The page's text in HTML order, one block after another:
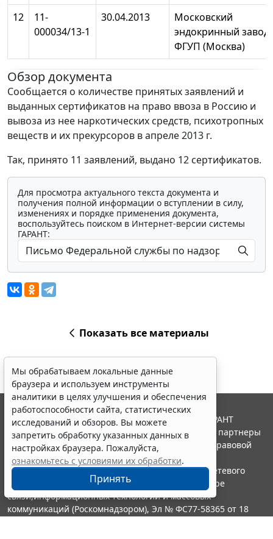
12
11-
000034/13-1
30.04.2013
Московский
эндокринный завод
ФГУП (Москва)
Обзор документа
Сообщается о количестве принятых заявлений и
выданных сертификатов на право ввоза в Россию и
вывоза из нее наркотических средств, психотропных
веществ и их прекурсоров в апреле 2013 г.
Так, принято 11 заявлений, выдано 12 сертификатов.
Для просмотра актуального текста документа и
получения полной информации о вступлении в силу,
изменениях и порядке применения документа,
воспользуйтесь поиском в Интернет-версии системы
ГАРАНТ:
Показать все материалы
Мы обрабатываем локальные данные
браузера и используем инструменты
аналитики в целях улучшения и обеспечения
работоспособности сайта, статистических
исследований и обзоров. Вы можете
запретить обработку указанных данных в
настройках браузера. Пожалуйста,
ознакомьтесь с условиями их обработки.
Принять
© ООО "НПП "ГАРАНТ-СЕРВИС", 2026. Система ГАРАНТ
выпускается с 1990 года. Компания "Гарант" и ее партнеры
являются участниками Российской ассоциации правовой
информации ГАРАНТ.
Портал ГАРАНТ.РУ зарегистрирован в качестве сетевого
издания Федеральной службой по надзору в сфере
связи,информационных технологий и массовых
коммуникаций (Роскомнадзором), Эл № ФС77-58365 от 18